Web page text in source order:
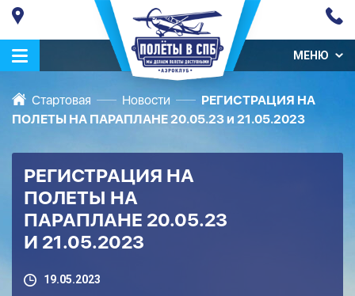
МЕНЮ
Стартовая Новости
РЕГИСТРАЦИЯ НА
ПОЛЕТЫ НА ПАРАПЛАНЕ 20.05.23 и 21.05.2023
РЕГИСТРАЦИЯ НА
ПОЛЕТЫ НА
ПАРАПЛАНЕ 20.05.23
И 21.05.2023
19.05.2023